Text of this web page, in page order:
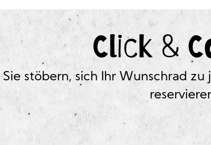
Click &
stöbern, sich Ihr Wunschrad